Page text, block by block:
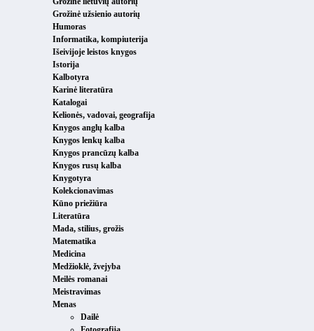
Grožinė užsienio autorių
Humoras
Informatika, kompiuterija
Išeivijoje leistos knygos
Istorija
Kalbotyra
Karinė literatūra
Katalogai
Kelionės, vadovai, geografija
Knygos anglų kalba
Knygos lenkų kalba
Knygos prancūzų kalba
Knygos rusų kalba
Knygotyra
Kolekcionavimas
Kūno priežiūra
Literatūra
Mada, stilius, grožis
Matematika
Medicina
Medžioklė, žvejyba
Meilės romanai
Meistravimas
Menas
Dailė